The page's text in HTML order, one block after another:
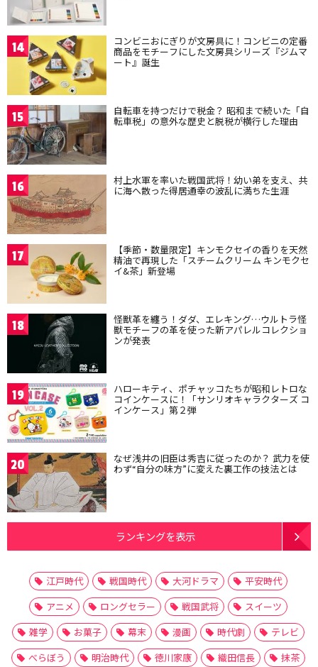
14 コンビニおにぎりが文房具に！コンビニの定番
商品をモチーフにした文房具シリーズ『ジムマ
ート』誕生
15 自転車を持つだけで税金？ 昭和まで続いた「自
転車税」の意外な歴史と脱税が横行した理由
16 村上水軍を率いた戦国武将！幼い弟を支え、共
に海へ散った得居通幸の波乱に満ちた生涯
17 【季節・数量限定】キンモクセイの香りを天然
精油で再現した「スチームクリーム キンモクセ
イ&茶」新登場
18 怪獣革を纏う！ダダ、エレキング…ウルトラ怪
獣モチーフの革を使った新アパレルコレクショ
ンが発表
19 ハローキティ、ポチャッコたちが昭和レトロな
コインケースに！「サンリオキャラクターズ コ
インケース」第２弾
20 なぜ浅井の旧臣は秀吉に従ったのか？ 武力を使
わず“自分の味方”に変えた裏工作の技法とは
ランキングを表示
江戸時代 戦国時代 大河ドラマ
平安時代
アニメ
ロングセラー 戦国武将
スイーツ
雑学
お菓子 幕末 漫画 時代劇
テレビ
べらぼう
明治時代 徳川家康 織田信長
抹茶